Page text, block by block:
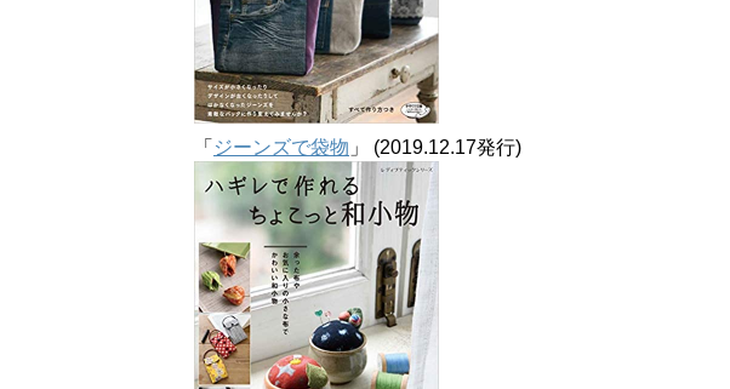
「 ジーンズで袋物 」 (2019.12.17発行)